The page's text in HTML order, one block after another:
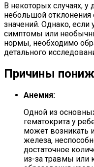
В некоторых случаях,
небольшой
значений. Однако,
симптомы или
нормы, необходимо
детального
Причины
Анемия:
Одной из
гематокрита у
может возникать
железа,
достаточное
из-за травмы или